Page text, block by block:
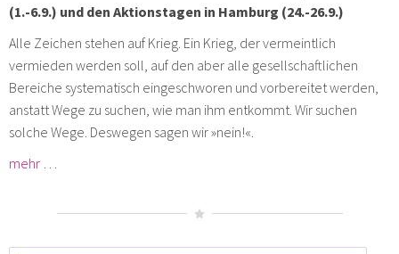
(1.-6.9.) und den Aktionstagen in Hamburg (24.-26.9.)
Alle Zeichen stehen auf Krieg. Ein Krieg, der vermeintlich
vermieden werden soll, auf den aber alle gesellschaftlichen
Bereiche systematisch eingeschworen und vorbereitet werden,
anstatt Wege zu suchen, wie man ihm entkommt. Wir suchen
solche Wege. Deswegen sagen wir »nein!«.
mehr …